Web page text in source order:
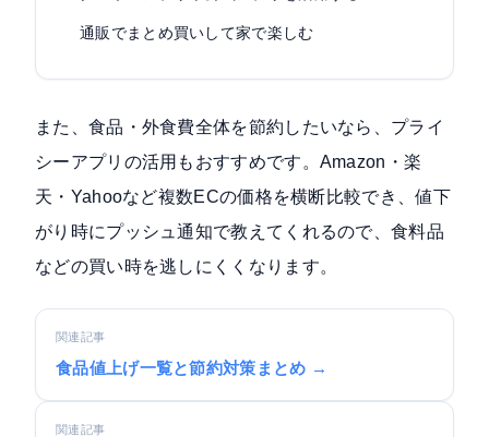
通販でまとめ買いして家で楽しむ
また、食品・外食費全体を節約したいなら、プライ
シーアプリの活用もおすすめです。Amazon・楽
天・Yahooなど複数ECの価格を横断比較でき、値下
がり時にプッシュ通知で教えてくれるので、食料品
などの買い時を逃しにくくなります。
関連記事
食品値上げ一覧と節約対策まとめ →
関連記事